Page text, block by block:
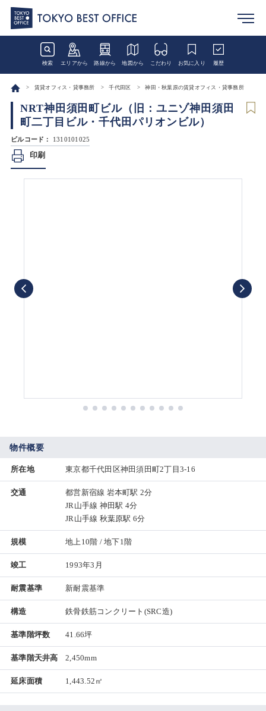
検索 エリアから 路線から 地図から こだわり お気に入り 履歴
賃貸オフィス・貸事務所 千代田区 神田・秋葉原の賃貸オフィス・貸事務所
NRT神田須田町ビル（旧：ユニゾ神田須田
町二丁目ビル・千代田パリオンビル）
ビルコード： 1310101025
印刷
物件概要
所在地 東京都千代田区神田須田町2丁目3-16
交通
都営新宿線 岩本町駅 2分
JR山手線 神田駅 4分
JR山手線 秋葉原駅 6分
規模 地上10階 / 地下1階
竣工 1993年3月
耐震基準 新耐震基準
構造 鉄骨鉄筋コンクリート(SRC造)
基準階坪数 41.66坪
基準階天井高 2,450mm
延床面積 1,443.52㎡